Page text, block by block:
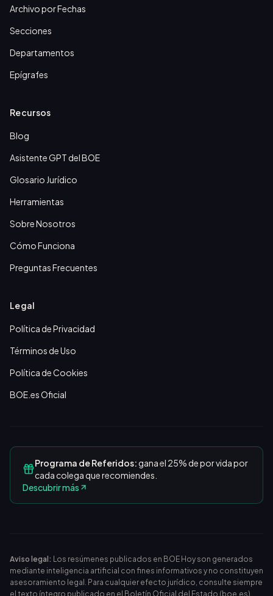
Archivo por Fechas
Secciones
Departamentos
Epígrafes
Recursos
Blog
Asistente GPT del BOE
Glosario Jurídico
Herramientas
Sobre Nosotros
Cómo Funciona
Preguntas Frecuentes
Legal
Política de Privacidad
Términos de Uso
Política de Cookies
BOE.es Oficial
Programa de Referidos:gana el 25% de por vida por
cada colega que recomiendes.
Descubrir más
Aviso legal: Los resúmenes publicados en BOE Hoy son generados
mediante inteligencia artificial con fines informativos y no constituyen
asesoramiento legal. Para cualquier efecto jurídico, consulte siempre
el texto íntegro publicado en el Boletín Oficial del Estado (boe.es)